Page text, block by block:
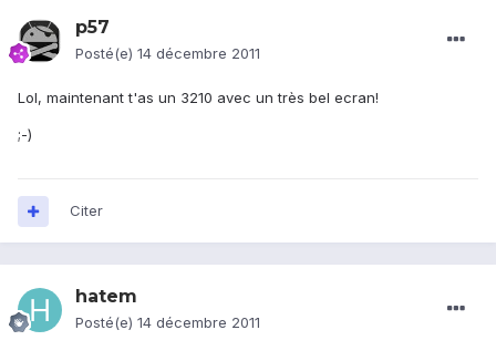
p57
Posté(e) 14 décembre 2011
Lol, maintenant t'as un 3210 avec un très bel ecran!
;-)
Citer
hatem
Posté(e) 14 décembre 2011